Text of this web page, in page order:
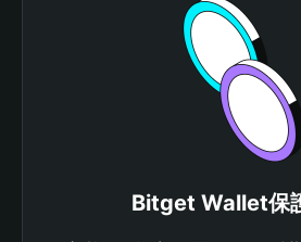
Bitget Wallet保